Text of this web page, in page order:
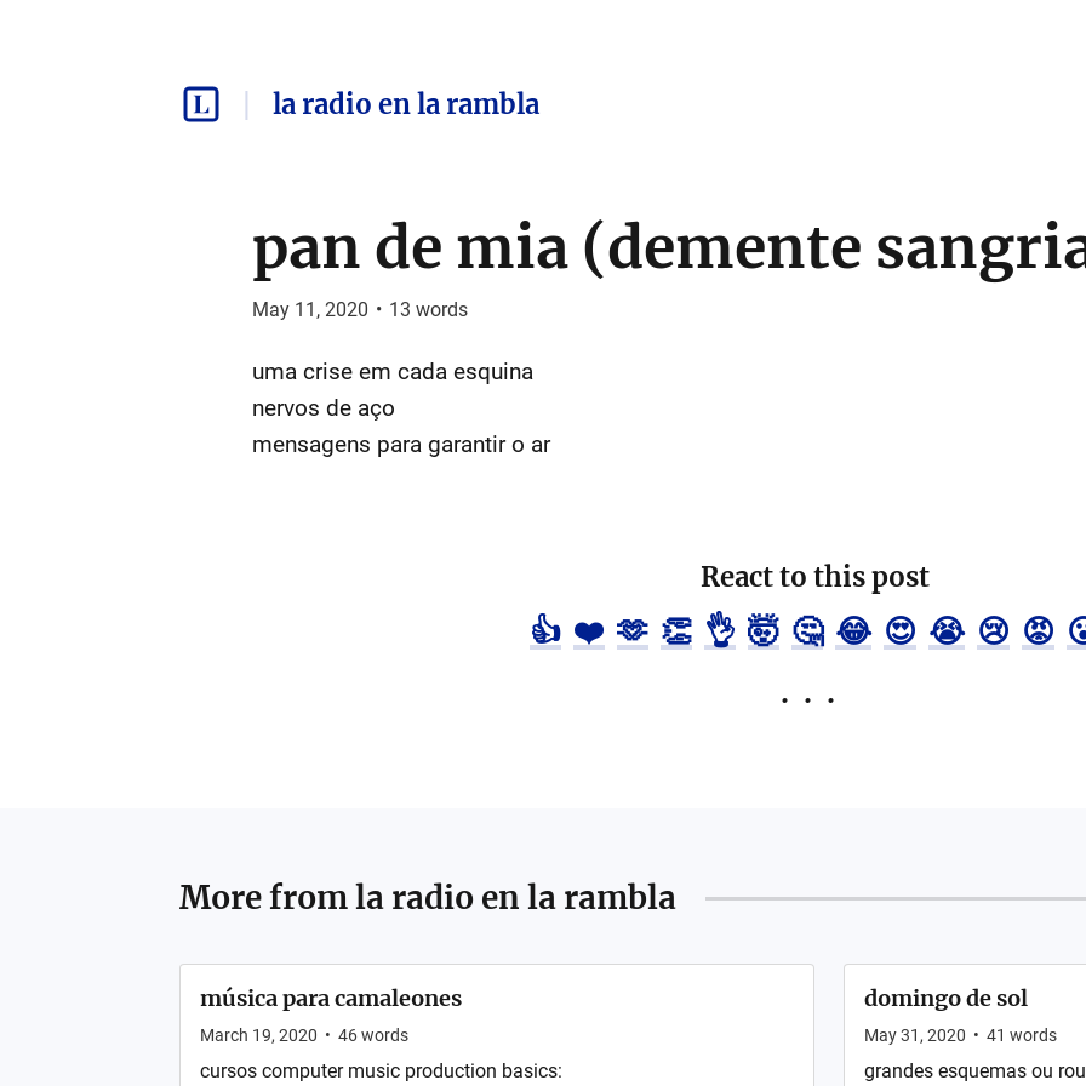
la radio en la rambla
pan de mia (demente
May 11, 2020 • 13 words
uma crise em cada esquina
nervos de aço
mensagens para garantir o ar
React to this post
👍 ❤️ 🫶 👏 👌 🤯 🤔 😂 😍 😭 😢 😡
More fromla radio en la rambla
música para camaleones
March 19, 2020 • 46words
cursos computer music production basics:
domingo de sol
May 31, 2020 • 41 words
grandes esquemas ou